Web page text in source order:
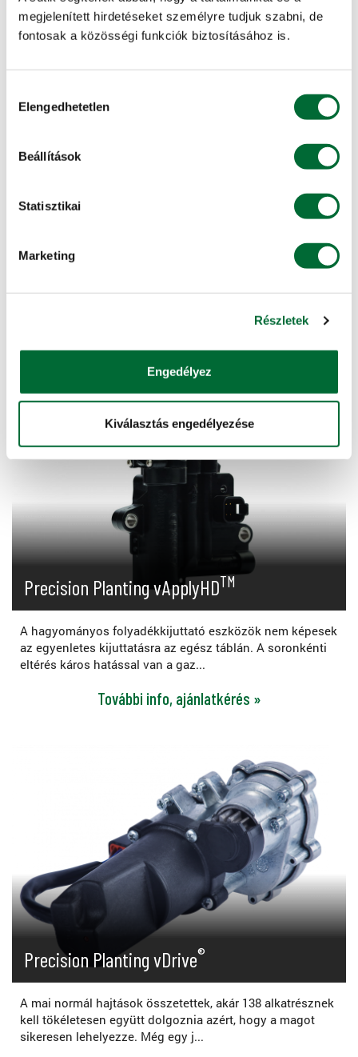
megjelenített hirdetéseket személyre tudjuk szabni, de
fontosak a közösségi funkciók biztosításához is.
kiválasztása
Elengedhetetlen
Beállítások
Statisztikai
Marketing
Részletek
Engedélyez
Kiválasztás engedélyezése
Precision Planting SpeedTube
Cserélje le a jelenlegi vetőcsöveit SpeedTube
-ra. A
magot a vSet
További info, ajánlatkérés »
Precision Planting vApplyHDTM
A hagyományos folyadékkijuttató eszközök nem képesek
az egyenletes kijuttatásra az egész táblán. A soronkénti
eltérés káros hatással van a gaz...
További info, ajánlatkérés »
Precision Planting vDrive®
A mai normál hajtások összetettek, akár 138 alkatrésznek
kell tökéletesen együtt dolgoznia azért, hogy a magot
sikeresen lehelyezze. Még egy j...